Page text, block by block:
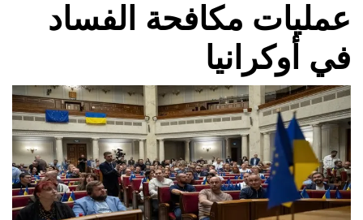
عمليات مكافحة الفساد
في أوكرانيا